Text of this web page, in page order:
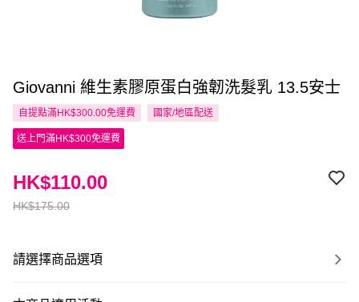
Giovanni 維生素膠原蛋白強韌洗髮乳 13.5安士
自提點滿HK$300.00免運費 國家/地區配送
送上門滿HK$300免運費
HK$175.00
HK$110.00
請選擇商品選項